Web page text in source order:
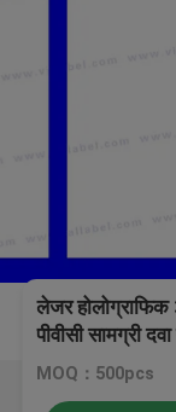
लेजर होलोग्राफिक
पीवीसी सामग्री
MOQ：500pcs